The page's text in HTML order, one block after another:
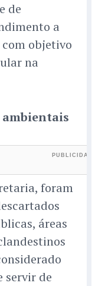
de
a
objetivo
na
ambientais
foram
áreas
servir de